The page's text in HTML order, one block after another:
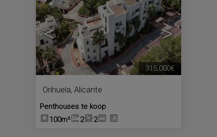
< >
Orihuela, Alicante
Penthouses te koop
100m²
2 2
315.000€